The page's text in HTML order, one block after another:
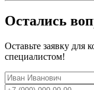
Остались
Оставьте заявку для
специалистом!